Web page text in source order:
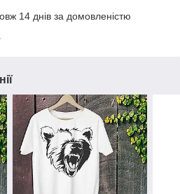
14 днів за домовленістю